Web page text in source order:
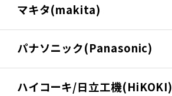
マキタ(makita)
パナソニック(Panasonic)
ハイコーキ/日立工機(HiKOKI)